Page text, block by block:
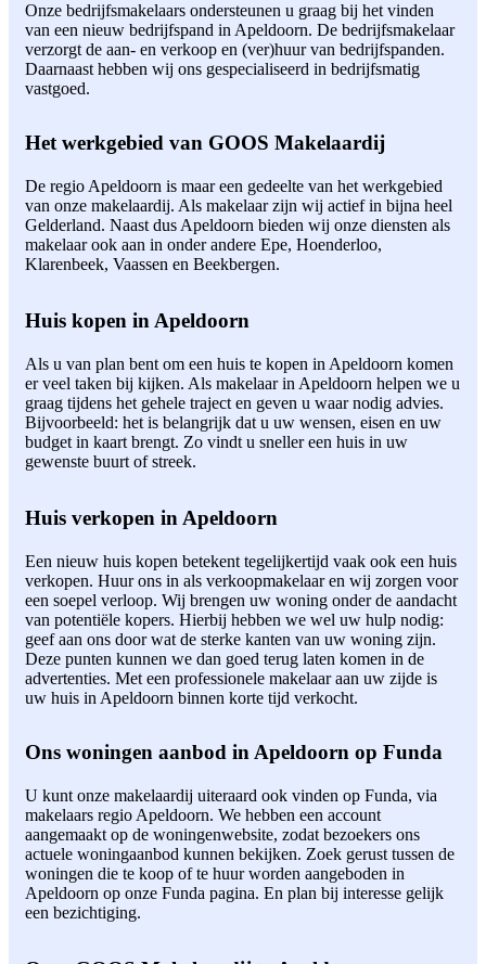
Onze bedrijfsmakelaars ondersteunen u graag bij het vinden
van een nieuw bedrijfspand in Apeldoorn. De bedrijfsmakelaar
verzorgt de aan- en verkoop en (ver)huur van bedrijfspanden.
Daarnaast hebben wij ons gespecialiseerd in bedrijfsmatig
vastgoed.
Het werkgebied van GOOS Makelaardij
De regio Apeldoorn is maar een gedeelte van het werkgebied
van onze makelaardij. Als makelaar zijn wij actief in bijna heel
Gelderland. Naast dus Apeldoorn bieden wij onze diensten als
makelaar ook aan in onder andere Epe, Hoenderloo,
Klarenbeek, Vaassen en Beekbergen.
Huis kopen in Apeldoorn
Als u van plan bent om een huis te kopen in Apeldoorn komen
er veel taken bij kijken. Als makelaar in Apeldoorn helpen we u
graag tijdens het gehele traject en geven u waar nodig advies.
Bijvoorbeeld: het is belangrijk dat u uw wensen, eisen en uw
budget in kaart brengt. Zo vindt u sneller een huis in uw
gewenste buurt of streek.
Huis verkopen in Apeldoorn
Een nieuw huis kopen betekent tegelijkertijd vaak ook een huis
verkopen. Huur ons in als verkoopmakelaar en wij zorgen voor
een soepel verloop. Wij brengen uw woning onder de aandacht
van potentiële kopers. Hierbij hebben we wel uw hulp nodig:
geef aan ons door wat de sterke kanten van uw woning zijn.
Deze punten kunnen we dan goed terug laten komen in de
advertenties. Met een professionele makelaar aan uw zijde is
uw huis in Apeldoorn binnen korte tijd verkocht.
Ons woningen aanbod in Apeldoorn op Funda
U kunt onze makelaardij uiteraard ook vinden op Funda, via
makelaars regio Apeldoorn. We hebben een account
aangemaakt op de woningenwebsite, zodat bezoekers ons
actuele woningaanbod kunnen bekijken. Zoek gerust tussen de
woningen die te koop of te huur worden aangeboden in
Apeldoorn op onze Funda pagina. En plan bij interesse gelijk
een bezichtiging.